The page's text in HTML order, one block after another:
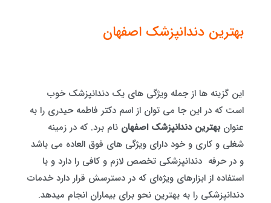
بهترین دندانپزشک اصفهان
این گزینه ها از جمله ویژگی های یک دندانپزشک خوب
است که در این جا می توان از اسم دکتر فاطمه حیدری را به
عنوانبهترین دندانپزشک اصفهان نام برد. که در زمینه
شغلی و کاری و خود دارای ویژگی های فوق العاده می باشد
و در حرفه دندانپزشکی تخصص لازم و کافی را دارد و با
استفاده از ابزارهای ویژه‌ای که در دسترسش قرار دارد خدمات
دندانپزشکی را به بهترین نحو برای بیماران انجام میدهد.